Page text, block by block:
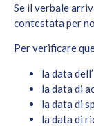
Se il verbale
contestata per
Per verificare
la data
la data di
la data di
la data di